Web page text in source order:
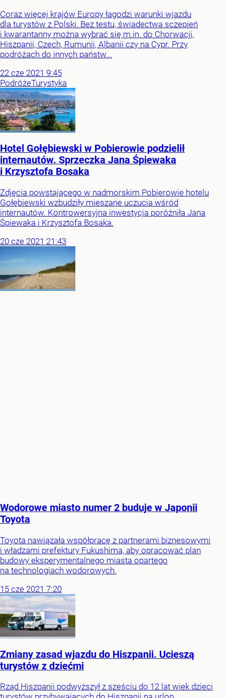
Coraz więcej krajów Europy łagodzi warunki wjazdu
dla turystów z Polski. Bez testu, świadectwa sczepień
i kwarantanny można wybrać się m.in. do Chorwacji,
Hiszpanii, Czech, Rumunii, Albanii czy na Cypr. Przy
podróżach do innych państw...
22 cze 2021 9:45
PodróżeTurystyka
Hotel Gołębiewski w Pobierowie podzielił
internautów. Sprzeczka Jana Śpiewaka
i Krzysztofa Bosaka
Zdjęcia powstającego w nadmorskim Pobierowie hotelu
Gołębiewski wzbudziły mieszane uczucia wśród
internautów. Kontrowersyjna inwestycja poróżniła Jana
Śpiewaka i Krzysztofa Bosaka.
20 cze 2021 21:43
Wodorowe miasto numer 2 buduje w Japonii
Toyota
Toyota nawiązała współpracę z partnerami biznesowymi
i władzami prefektury Fukushima, aby opracować plan
budowy eksperymentalnego miasta opartego
na technologiach wodorowych.
15 cze 2021 7:20
Zmiany zasad wjazdu do Hiszpanii. Ucieszą
turystów z dziećmi
Rząd Hiszpanii podwyższył z sześciu do 12 lat wiek dzieci